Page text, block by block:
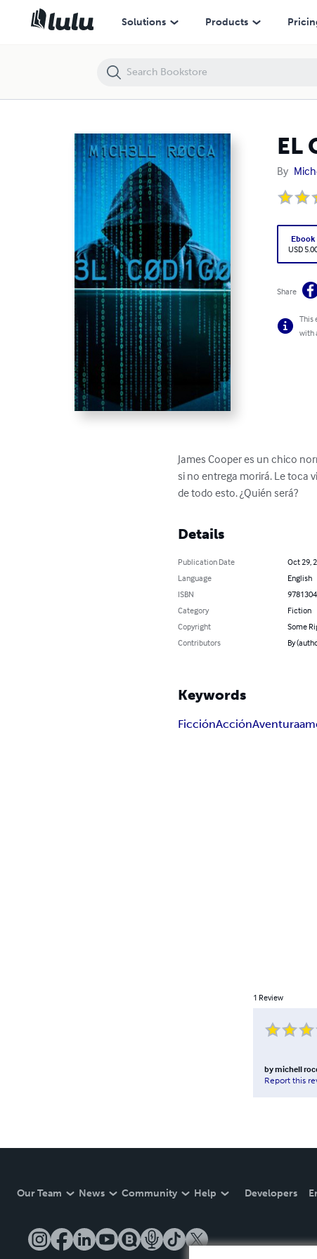
Solutions Products
EL
By
Ebook
USD
Share
This
with
James Cooper es un chico
si no entrega morirá. Le toca
de todo esto. ¿Quién será?
Details
Publication Date
Oct 29,
Language
English
ISBN
Category
Fiction
Copyright
Some
Contributors
By
Keywords
FicciónAcciónAventura
1 Review
bymichell
Report this
Our Team News Community Help Developers
EL CÓDIGO